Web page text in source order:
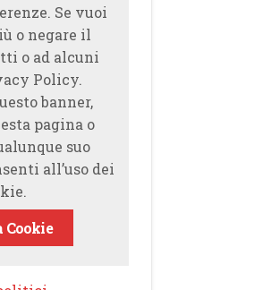
Se vuoi
o negare il
o ad alcuni
Policy.
banner,
pagina o
suo
all’uso dei
Cookie